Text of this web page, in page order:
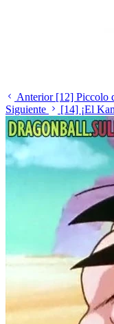
Anterior [12] Piccolo
Siguiente
[14] ¡El